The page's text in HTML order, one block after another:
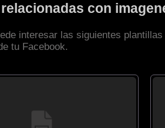
con
interesar las siguientes
tu Facebook.